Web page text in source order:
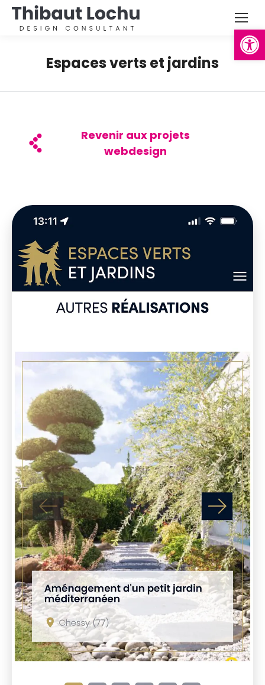
Ouvrir
Espaces verts et jardins
Revenir aux projets
webdesign